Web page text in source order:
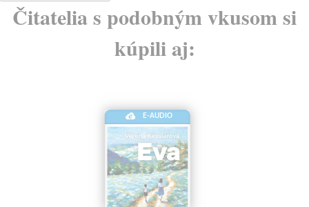
Čitatelia s podobným vkusom si
kúpili aj:
E-AUDIO